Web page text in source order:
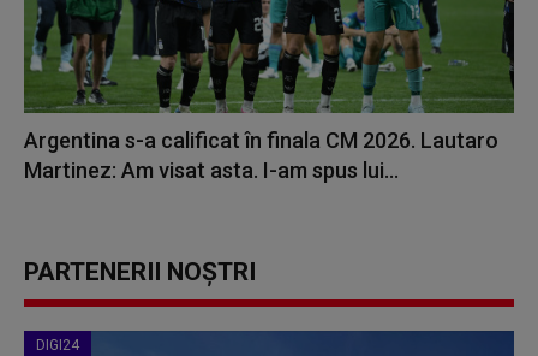
Argentina s-a calificat în finala CM 2026. Lautaro
Martinez: Am visat asta. I-am spus lui...
PARTENERII NOȘTRI
DIGI24